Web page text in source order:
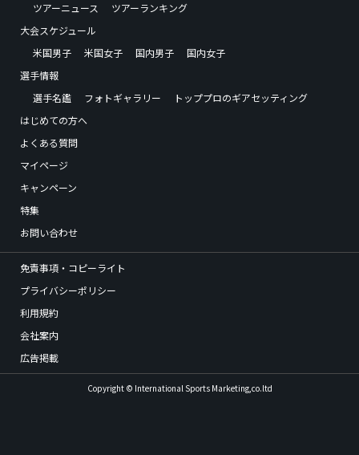
ツアーニュース
ツアーランキング
大会スケジュール
米国男子
米国女子 国内男子
国内女子
選手情報
選手名鑑
フォトギャラリー
トッププロのギアセッティング
はじめての方へ
よくある質問
マイページ
キャンペーン
特集
お問い合わせ
免責事項・コピーライト
プライバシーポリシー
利用規約
会社案内
広告掲載
Copyright © International Sports Marketing,co.ltd